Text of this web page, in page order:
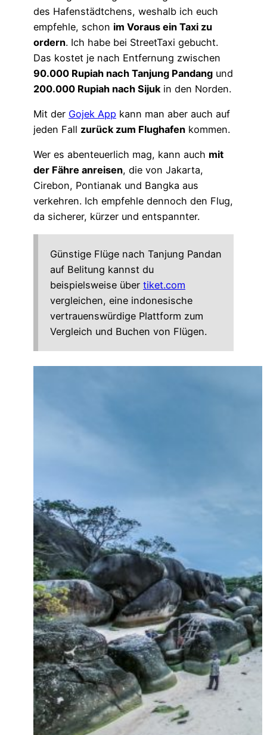
des Hafenstädtchens, weshalb ich euch
empfehle, schon im Voraus ein Taxi zu
ordern. Ich habe bei StreetTaxi gebucht.
Das kostet je nach Entfernung zwischen
90.000 Rupiah nach Tanjung Pandang und
200.000 Rupiah nach Sijuk in den Norden.
Mit der Gojek App kann man aber auch auf
jeden Fall zurück zum Flughafen kommen.
Wer es abenteuerlich mag, kann auch mit
der Fähre anreisen, die von Jakarta,
Cirebon, Pontianak und Bangka aus
verkehren. Ich empfehle dennoch den Flug,
da sicherer, kürzer und entspannter.
Günstige Flüge nach Tanjung Pandan
auf Belitung kannst du
beispielsweise über tiket.com
vergleichen, eine indonesische
vertrauenswürdige Plattform zum
Vergleich und Buchen von Flügen.